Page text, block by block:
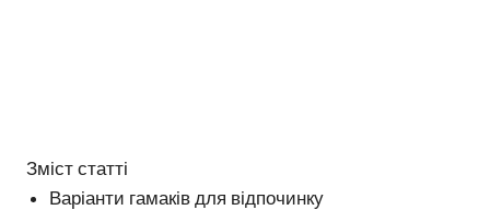
Зміст статті
Варіанти гамаків для відпочинку